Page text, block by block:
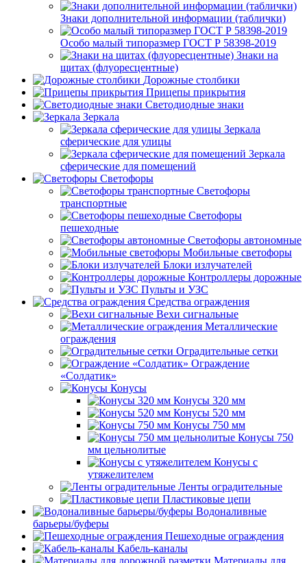
Знаки дополнительной информации (таблички)
Особо малый типоразмер ГОСТ Р 58398-2019
Знаки на
щитах (флуоресцентные)
Дорожные столбики
Прицепы прикрытия
Светодиодные знаки
Зеркала
Зеркала
сферические для улицы
Зеркала
сферические для помещений
Светофоры
Светофоры
транспортные
Светофоры
пешеходные
Светофоры автономные
Мобильные светофоры
Блоки излучателей
Контроллеры дорожные
Пульты и УЗС
Средства ограждения
Вехи сигнальные
Металлические
ограждения
Оградительные сетки
Ограждение
«Солдатик»
Конусы
Конусы 320 мм
Конусы 520 мм
Конусы 750 мм
Конусы 750
мм цельнолитые
Конусы с
утяжелителем
Ленты оградительные
Пластиковые цепи
Водоналивные
барьеры/буферы
Пешеходные ограждения
Кабель-каналы
Материалы для